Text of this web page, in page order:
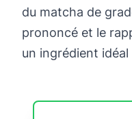
du matcha de
prononcé et le
un ingrédient